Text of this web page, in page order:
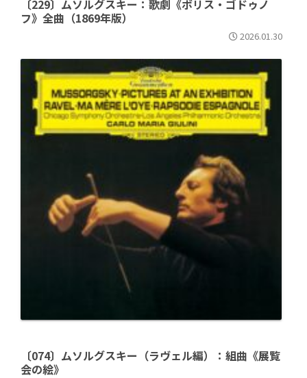
〔229〕ムソルグスキー：歌劇《ボリス・ゴドゥノ
フ》全曲（1869年版）
2026.01.30
〔074〕ムソルグスキー（ラヴェル編）：組曲《展覧
会の絵》